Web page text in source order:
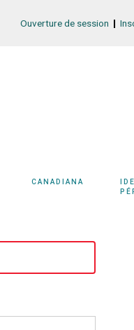
Ouverture de session
CANADIANA